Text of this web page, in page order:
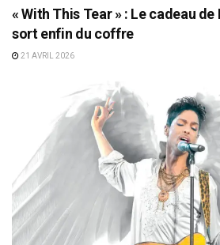
« With This Tear » : Le cadeau
sort enfin du coffre
21 AVRIL 2026